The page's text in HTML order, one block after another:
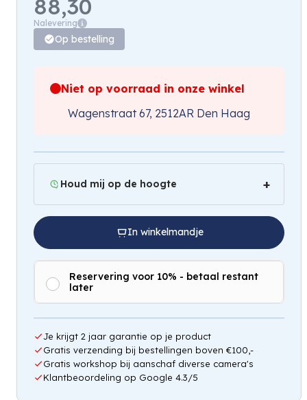
88,30
Nalevering
Op bestelling
Niet op voorraad in onze winkel
Wagenstraat 67, 2512AR Den Haag
Houd mij op de hoogte
Hou mij op de hoogte
In winkelmandje
Reservering voor 10% - betaal restant
later
Je krijgt 2 jaar garantie op je product
Gratis verzending bij bestellingen boven €100,-
Gratis workshop bij aanschaf diverse camera's
Klantbeoordeling op Google 4.3/5